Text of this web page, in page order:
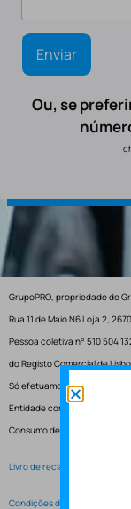
Ou, se
GrupoPRO, propriedade de
Rua 11 de Maio N6 Loja 2,
Pessoa coletiva n° 510 504
do Registo Comercial de
Só efetuamos entregas em
Entidade competente para
Consumo de Lisboa.
Livro de reclamações
Condições de Serviço